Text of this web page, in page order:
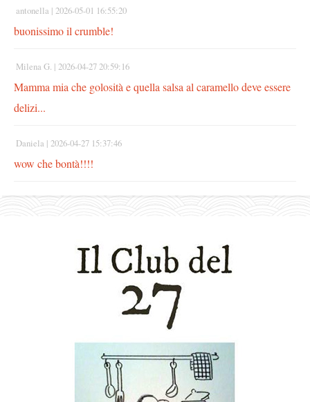
antonella | 2026-05-01 16:55:20
buonissimo il crumble!
Milena G. | 2026-04-27 20:59:16
Mamma mia che golosità e quella salsa al caramello deve essere
delizi...
Daniela | 2026-04-27 15:37:46
wow che bontà!!!!